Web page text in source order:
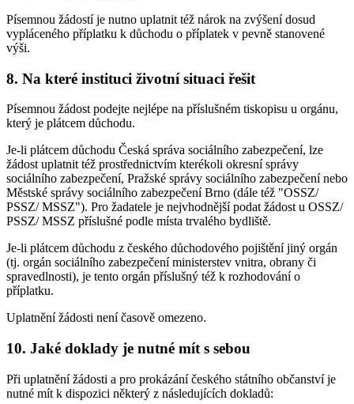
Písemnou žádostí je nutno uplatnit též nárok na zvýšení dosud
vypláceného příplatku k důchodu o příplatek v pevně stanovené
výši.
8. Na které instituci životní situaci řešit
Písemnou žádost podejte nejlépe na příslušném tiskopisu u orgánu,
který je plátcem důchodu.
Je-li plátcem důchodu Česká správa sociálního zabezpečení, lze
žádost uplatnit též prostřednictvím kterékoli okresní správy
sociálního zabezpečení, Pražské správy sociálního zabezpečení nebo
Městské správy sociálního zabezpečení Brno (dále též "OSSZ/
PSSZ/ MSSZ"). Pro žadatele je nejvhodnější podat žádost u OSSZ/
PSSZ/ MSSZ příslušné podle místa trvalého bydliště.
Je-li plátcem důchodu z českého důchodového pojištění jiný orgán
(tj. orgán sociálního zabezpečení ministerstev vnitra, obrany či
spravedlnosti), je tento orgán příslušný též k rozhodování o
příplatku.
Uplatnění žádosti není časově omezeno.
10. Jaké doklady je nutné mít s sebou
Při uplatnění žádosti a pro prokázání českého státního občanství je
nutné mít k dispozici některý z následujících dokladů: